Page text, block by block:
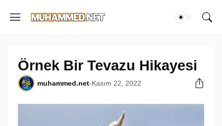
Örnek Bir Tevazu Hikayesi
muhammed.net-Kasım 22, 2022